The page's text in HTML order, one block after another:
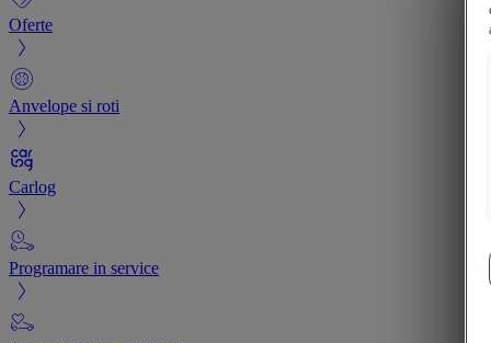
Oferte
Anvelope si roti
Carlog
Programare in service